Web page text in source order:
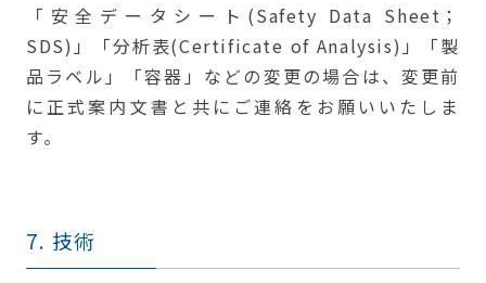
「安全データシート(Safety Data Sheet；
SDS)」「分析表(Certificate of Analysis)」「製
品ラベル」「容器」などの変更の場合は、変更前
に正式案内文書と共にご連絡をお願いいたしま
す。
7. 技術